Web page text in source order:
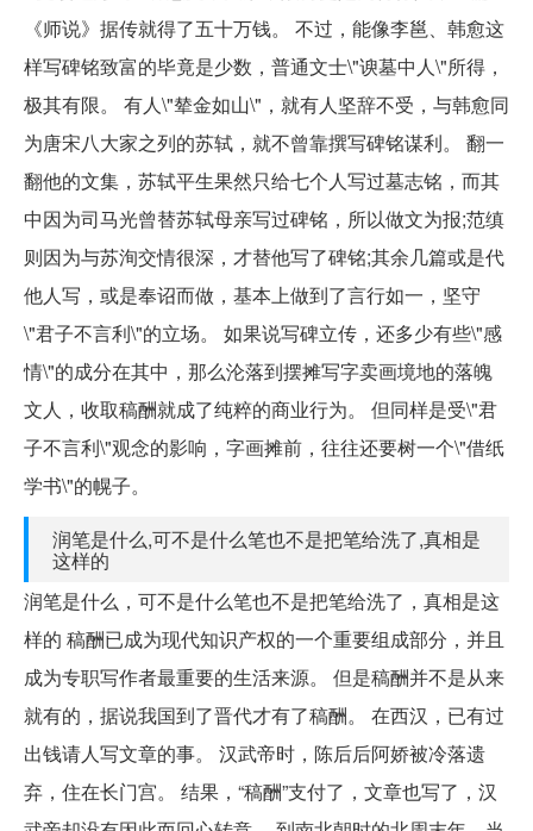
《师说》据传就得了五十万钱。 不过，能像李邕、韩愈这
样写碑铭致富的毕竟是少数，普通文士\"谀墓中人\"所得，
极其有限。 有人\"辇金如山\"，就有人坚辞不受，与韩愈同
为唐宋八大家之列的苏轼，就不曾靠撰写碑铭谋利。 翻一
翻他的文集，苏轼平生果然只给七个人写过墓志铭，而其
中因为司马光曾替苏轼母亲写过碑铭，所以做文为报;范缜
则因为与苏洵交情很深，才替他写了碑铭;其余几篇或是代
他人写，或是奉诏而做，基本上做到了言行如一，坚守
\"君子不言利\"的立场。 如果说写碑立传，还多少有些\"感
情\"的成分在其中，那么沦落到摆摊写字卖画境地的落魄
文人，收取稿酬就成了纯粹的商业行为。 但同样是受\"君
子不言利\"观念的影响，字画摊前，往往还要树一个\"借纸
学书\"的幌子。
润笔是什么,可不是什么笔也不是把笔给洗了,真相是
这样的
润笔是什么，可不是什么笔也不是把笔给洗了，真相是这
样的 稿酬已成为现代知识产权的一个重要组成部分，并且
成为专职写作者最重要的生活来源。 但是稿酬并不是从来
就有的，据说我国到了晋代才有了稿酬。 在西汉，已有过
出钱请人写文章的事。 汉武帝时，陈后后阿娇被冷落遗
弃，住在长门宫。 结果，“稿酬”支付了，文章也写了，汉